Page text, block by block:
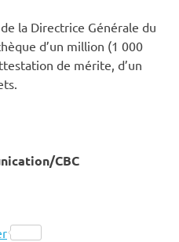
la Directrice Générale du
d’un million (1 000
de mérite, d’un
CBC